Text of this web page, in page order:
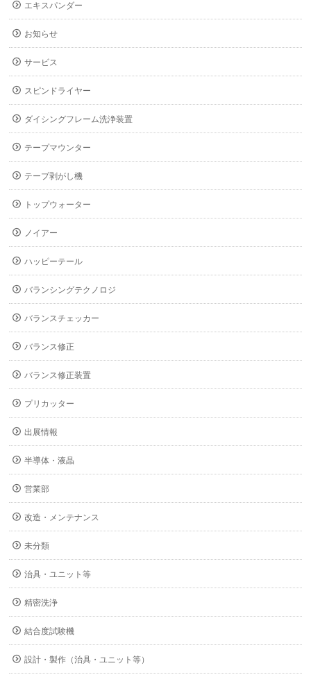
エキスパンダー
お知らせ
サービス
スピンドライヤー
ダイシングフレーム洗浄装置
テープマウンター
テープ剥がし機
トップウォーター
ノイアー
ハッピーテール
バランシングテクノロジ
バランスチェッカー
バランス修正
バランス修正装置
プリカッター
出展情報
半導体・液晶
営業部
改造・メンテナンス
未分類
治具・ユニット等
精密洗浄
結合度試験機
設計・製作（治具・ユニット等）